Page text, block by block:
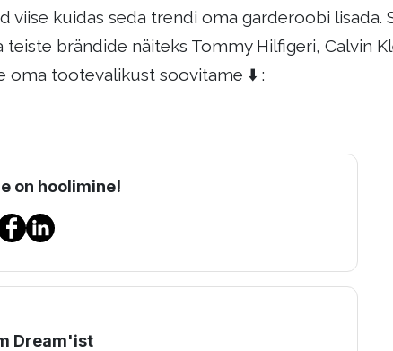
kuidas seda trendi oma garderoobi lisada.
brändide näiteks Tommy Hilfigeri, Calvin
oma tootevalikust soovitame ⬇️ :
on hoolimine!
Dream'ist